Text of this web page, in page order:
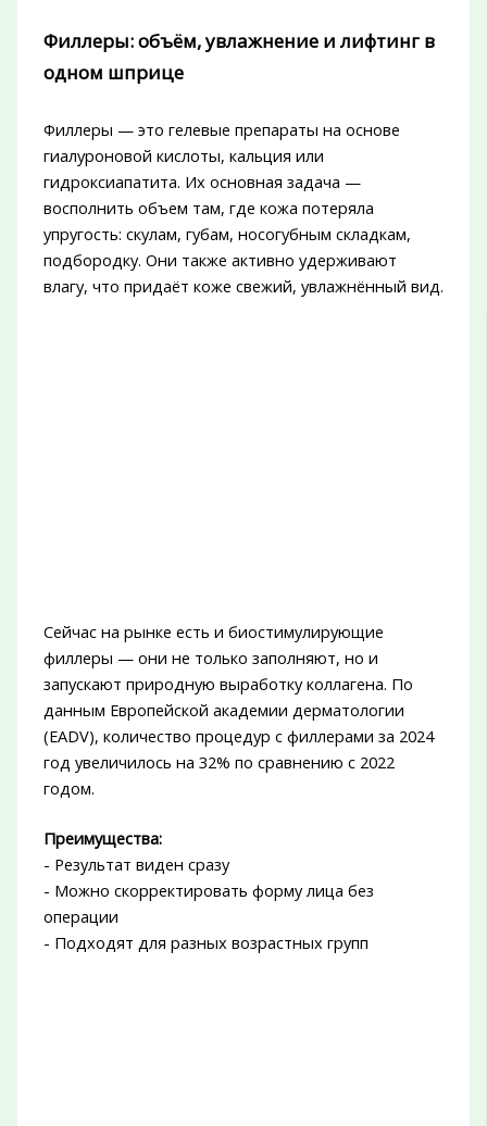
Филлеры: объём, увлажнение и лифтинг в
одном шприце
Филлеры — это гелевые препараты на основе
гиалуроновой кислоты, кальция или
гидроксиапатита. Их основная задача —
восполнить объем там, где кожа потеряла
упругость: скулам, губам, носогубным складкам,
подбородку. Они также активно удерживают
влагу, что придаёт коже свежий, увлажнённый вид.
Сейчас на рынке есть и биостимулирующие
филлеры — они не только заполняют, но и
запускают природную выработку коллагена. По
данным Европейской академии дерматологии
(EADV), количество процедур с филлерами за 2024
год увеличилось на 32% по сравнению с 2022
годом.
Преимущества:
- Результат виден сразу
- Можно скорректировать форму лица без
операции
- Подходят для разных возрастных групп